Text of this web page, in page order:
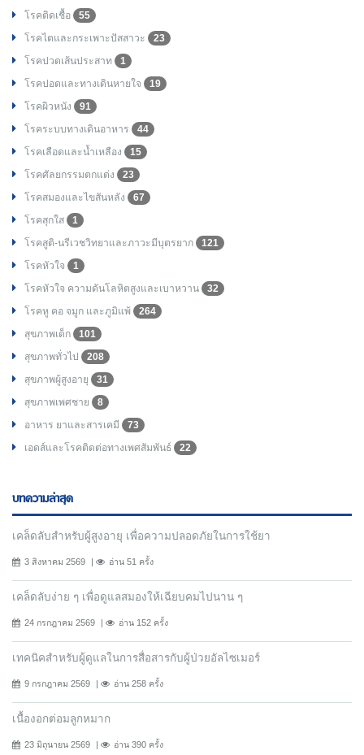
โรคติดเชื้อ
55
โรคไตและกระเพาะปัสสาวะ
23
โรคปวดเส้นประสาท
1
โรคปอดและทางเดินหายใจ
19
โรคผิวหนัง
91
โรคระบบทางเดินอาหาร
44
โรคเลือดและน้ำเหลือง
15
โรคศัลยกรรมตกแต่ง
23
โรคสมองและไขสันหลัง
67
โรคสุกใส
1
โรคสูติ-นรีเวชวิทยาและภาวะมีบุตรยาก
121
โรคหัวใจ
1
โรคหัวใจ ความดันโลหิตสูงและเบาหวาน
32
โรคหู คอ จมูก และภูมิแพ้
264
สุขภาพเด็ก
101
สุขภาพทั่วไป
208
สุขภาพผู้สูงอายุ
31
สุขภาพเพศชาย
8
อาหาร ยาและสารเคมี
73
เอดส์และโรคติดต่อทางเพศสัมพันธ์
22
บทความล่าสุด
เคล็ดลับสำหรับผู้สูงอายุ เพื่อความปลอดภัยในการใช้ยา
3 สิงหาคม 2569 อ่าน 51 ครั้ง
เคล็ดลับง่าย ๆ เพื่อดูแลสมองให้เฉียบคมไปนาน ๆ
24 กรกฎาคม 2569 อ่าน 152 ครั้ง
เทคนิคสำหรับผู้ดูแลในการสื่อสารกับผู้ป่วยอัลไซเมอร์
9 กรกฎาคม 2569 อ่าน 258 ครั้ง
เนื้องอกต่อมลูกหมาก
23 มิถุนายน 2569 อ่าน 390 ครั้ง